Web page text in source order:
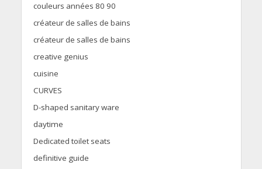
couleurs années 80 90
créateur de salles de bains
créateur de salles de bains
creative genius
cuisine
CURVES
D-shaped sanitary ware
daytime
Dedicated toilet seats
definitive guide